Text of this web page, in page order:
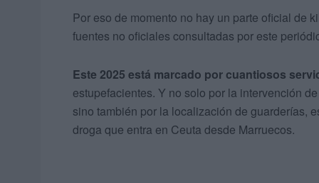
Por eso de momento no hay un parte oficial de
fuentes no oficiales consultadas por este
Este 2025 está marcado por cuantiosos
estupefacientes. Y no solo por la intervención
sino también por la localización de guarderías,
droga que entra en Ceuta desde Marruecos.